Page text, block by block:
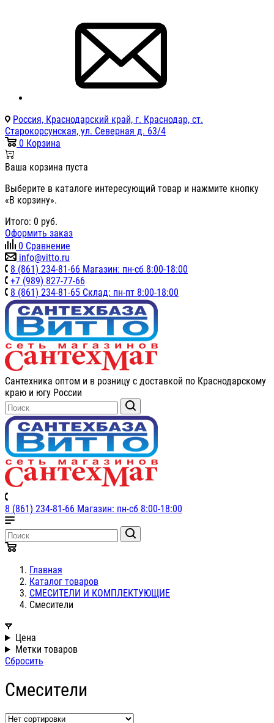
Россия, Краснодарский край, г. Краснодар, ст.
Старокорсунская, ул. Северная д. 63/4
0 Корзина
Ваша корзина пуста
Выберите в каталоге интересующий товар и нажмите кнопку
«В корзину».
Итого: 0 руб.
Оформить заказ
0 Сравнение
info@vitto.ru
8 (861) 234-81-66 Магазин: пн-сб 8:00-18:00
+7 (989) 827-77-66
8 (861) 234-81-65 Склад: пн-пт 8:00-18:00
Сантехника оптом и в розницу с доставкой по Краснодарскому
краю и югу России
8 (861) 234-81-66 Магазин: пн-сб 8:00-18:00
Главная
Каталог товаров
СМЕСИТЕЛИ И КОМПЛЕКТУЮЩИЕ
Смесители
Цена
Метки товаров
Сбросить
Смесители